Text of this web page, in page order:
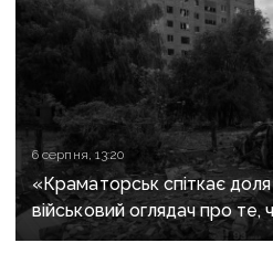
6 серпня, 13:20
«Краматорськ спіткає
військовий оглядач про те,
рф захопити останню